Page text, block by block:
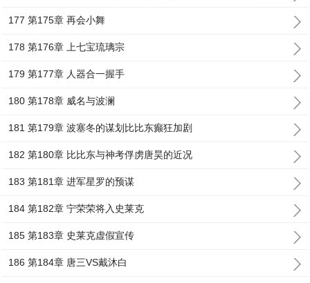
177 第175章 再会小舞
178 第176章 上七宝琉璃宗
179 第177章 人器合一握手
180 第178章 威名与波澜
181 第179章 波塞冬的谋划比比东癫狂加剧
182 第180章 比比东与神考俘虏唐昊的近况
183 第181章 进军星罗的预谋
184 第182章 宁荣荣将入史莱克
185 第183章 史莱克虚假宣传
186 第184章 唐三VS戴沐白